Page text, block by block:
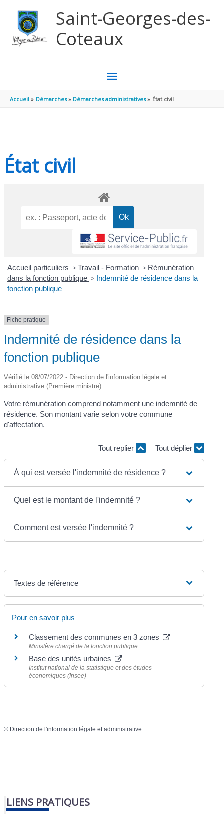
Saint-Georges-des-
Coteaux
MENU
PRINCIPAL
Accueil Démarches Démarches administratives État civil
État civil
Accueil particuliers > Travail - Formation > Rémunération
dans la fonction publique > Indemnité de résidence dans la
fonction publique
Fiche pratique
Indemnité de résidence dans la
fonction publique
Vérifié le 08/07/2022 - Direction de l'information légale et
administrative (Première ministre)
Votre rémunération comprend notamment une indemnité de
résidence. Son montant varie selon votre commune
d'affectation.
Tout replier Tout déplier
À qui est versée l'indemnité de résidence ?
Quel est le montant de l'indemnité ?
Comment est versée l'indemnité ?
Textes de référence
Pour en savoir plus
Classement des communes en 3 zones
Ministère chargé de la fonction publique
Base des unités urbaines
Institut national de la statistique et des études
économiques (Insee)
© Direction de l'information légale et administrative
LIENS PRATIQUES